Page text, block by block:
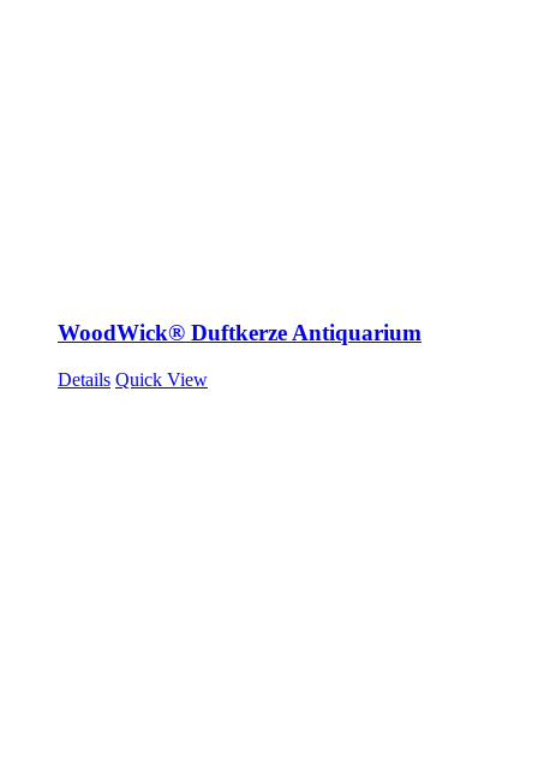
WoodWick® Duftkerze Antiquarium
Details Quick View